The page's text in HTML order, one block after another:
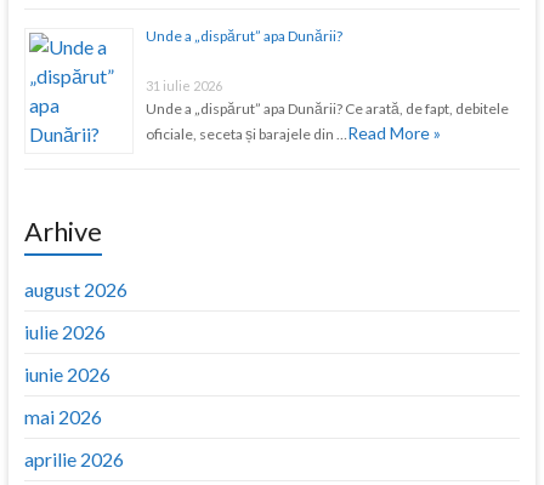
Unde a „dispărut” apa Dunării?
31 iulie 2026
Unde a „dispărut” apa Dunării? Ce arată, de fapt, debitele
oficiale, seceta și barajele din … Read More »
Arhive
august 2026
iulie 2026
iunie 2026
mai 2026
aprilie 2026